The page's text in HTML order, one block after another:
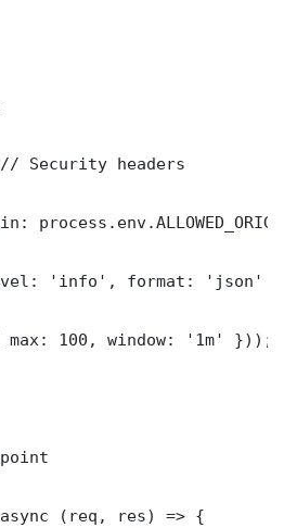
Security headers
'info', format: 'json'
100, window: '1m' }));
(req, res) => {